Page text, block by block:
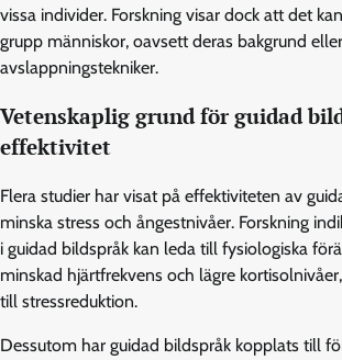
vissa individer. Forskning visar dock att det
grupp människor, oavsett deras bakgrund
avslappningstekniker.
Vetenskaplig grund för guidad
effektivitet
Flera studier har visat på effektiviteten av
minska stress och ångestnivåer. Forskning
i guidad bildspråk kan leda till fysiologiska
minskad hjärtfrekvens och lägre
till stressreduktion.
Dessutom har guidad bildspråk kopplats till